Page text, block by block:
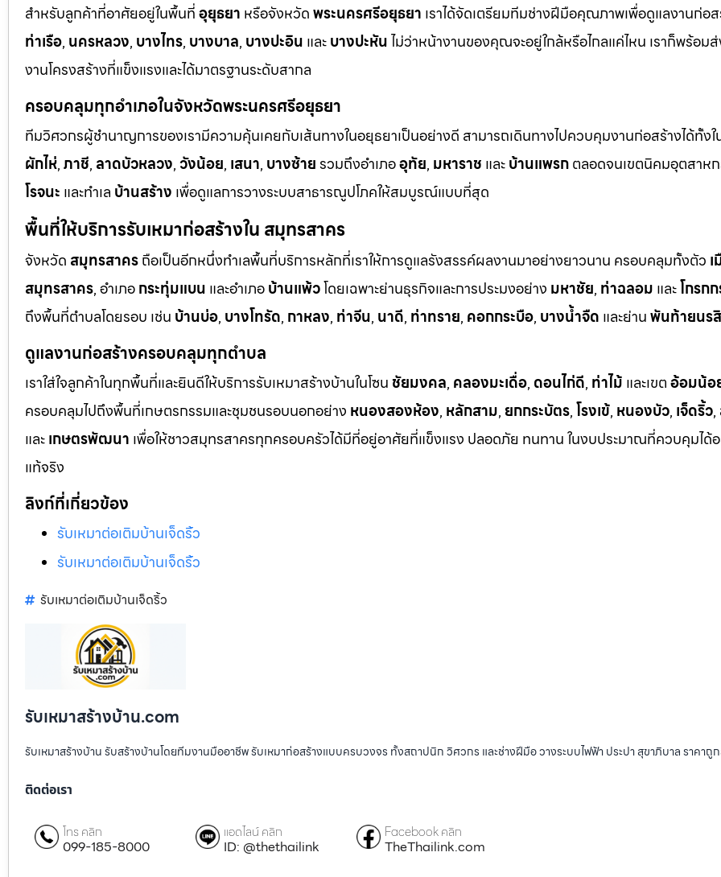
สำหรับลูกค้าที่อาศัยอยู่ในพื้นที่อุยุธยา หรือจังหวัดพระนครศรีอยุธยา เราได้จัดเตรียมทีมช่างฝีมือคุณภาพเพื่อดูแลงานก่อส
ท่าเรือ, นครหลวง, บางไทร, บางบาล, บางปะอิน และบางปะหันไม่ว่าหน้างานของคุณจะอยู่ใกล้หรือไกลแค่ไหน เราก็พร้อม
งานโครงสร้างที่แข็งแรงและได้มาตรฐานระดับสากล
ครอบคลุมทุกอำเภอในจังหวัดพระนครศรีอยุธยา
ทีมวิศวกรผู้ชำนาญการของเรามีความคุ้นเคยกับเส้นทางในอยุธยาเป็นอย่างดี สามารถเดินทางไปควบคุมงานก่อสร้างได้ทั้ง
ผักไห่,ภาชี, ลาดบัวหลวง,วังน้อย, เสนา, บางซ้ายรวมถึงอำเภออุทัย, มหาราช และบ้านแพรกตลอดจนเขตนิคมอุตสาห
โรจนะ และทำเล บ้านสร้าง เพื่อดูแลการวางระบบสาธารณูปโภคให้สมบูรณ์แบบที่สุด
พื้นที่ให้บริการรับเหมาก่อสร้างใน สมุทรสาคร
จังหวัด สมุทรสาครถือเป็นอีกหนึ่งทำเลพื้นที่บริการหลักที่เราให้การดูแลรังสรรค์ผลงานมาอย่างยาวนาน ครอบคลุมทั้งตัว
สมุทรสาคร, อำเภอกระทุ่มแบน และอำเภอบ้านแพ้วโดยเฉพาะย่านธุรกิจและการประมงอย่าง มหาชัย, ท่าฉลอม และโกรก
ถึงพื้นที่ตำบลโดยรอบ เช่น บ้านบ่อ, บางโทรัด, กาหลง, ท่าจีน, นาดี, ท่าทราย, คอกกระบือ, บางน้ำจืด และย่านพันท้ายนร
ดูแลงานก่อสร้างครอบคลุมทุกตำบล
เราใส่ใจลูกค้าในทุกพื้นที่และยินดีให้บริการรับเหมาสร้างบ้านในโซน ชัยมงคล, คลองมะเดื่อ, ดอนไก่ดี, ท่าไม้ และเขตอ้อมน้อ
ครอบคลุมไปถึงพื้นที่เกษตรกรรมและชุมชนรอบนอกอย่าง หนองสองห้อง, หลักสาม, ยกกระบัตร,โรงเข้, หนองบัว, เจ็ดริ้ว,
และเกษตรพัฒนา เพื่อให้ชาวสมุทรสาครทุกครอบครัวได้มีที่อยู่อาศัยที่แข็งแรง ปลอดภัย ทนทาน ในงบประมาณที่ควบคุมได้
แท้จริง
ลิงก์ที่เกี่ยวข้อง
รับเหมาต่อเติมบ้านเจ็ดริ้ว
รับเหมาต่อเติมบ้านเจ็ดริ้ว
รับเหมาต่อเติมบ้านเจ็ดริ้ว
รับเหมาสร้างบ้าน.com
รับเหมาสร้างบ้าน รับสร้างบ้านโดยทีมงานมืออาชีพ รับเหมาก่อสร้างแบบครบวงจร ทั้งสถาปนิก วิศวกร และช่างฝีมือ วางระบบไฟฟ้า ประปา สุขาภิบาล ราคาถู
ติดต่อเรา
โทร คลิก
099-185-8000
แอดไลน์ คลิก
ID: @thethailink
Facebook คลิก
TheThailink.com